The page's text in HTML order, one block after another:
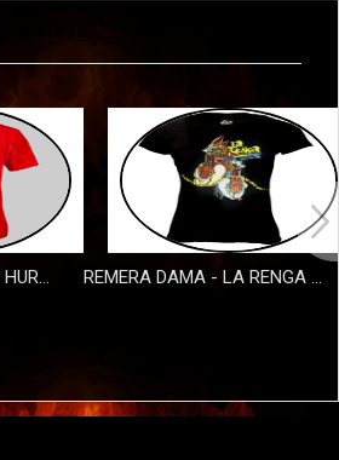
REMERA LA RENGA EN HURACAN 2 - ROJA REMERA DAMA - LA RENGA TUCUMAN